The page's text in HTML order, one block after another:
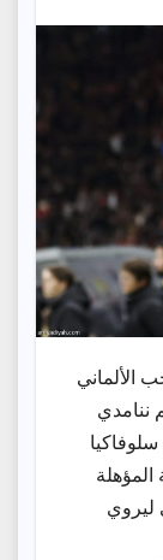
الألماني
ننامدي
المؤهلة
ليروي